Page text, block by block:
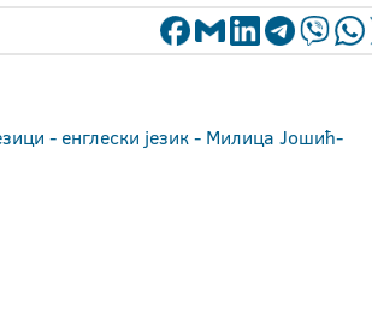
- енглески језик - Милица Јошић-